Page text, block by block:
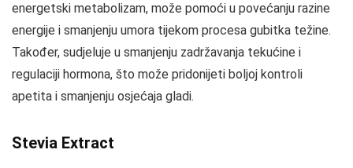
energetski metabolizam, može pomoći u povećanju razine
energije i smanjenju umora tijekom procesa gubitka težine.
Također, sudjeluje u smanjenju zadržavanja tekućine i
regulaciji hormona, što može pridonijeti boljoj kontroli
apetita i smanjenju osjećaja gladi.
Stevia Extract